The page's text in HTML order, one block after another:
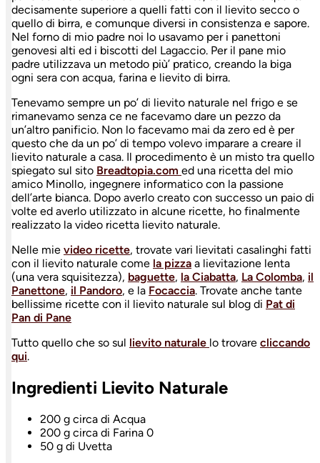
decisamente superiore a quelli fatti con il lievito secco o
quello di birra, e comunque diversi in consistenza e sapore.
Nel forno di mio padre noi lo usavamo per i panettoni
genovesi alti ed i biscotti del Lagaccio. Per il pane mio
padre utilizzava un metodo più’ pratico, creando la biga
ogni sera con acqua, farina e lievito di birra.
Tenevamo sempre un po’ di lievito naturale nel frigo e se
rimanevamo senza ce ne facevamo dare un pezzo da
un’altro panificio. Non lo facevamo mai da zero ed è per
questo che da un po’ di tempo volevo imparare a creare il
lievito naturale a casa. Il procedimento è un misto tra quello
spiegato sul sito Breadtopia.com ed una ricetta del mio
amico Minollo, ingegnere informatico con la passione
dell’arte bianca. Dopo averlo creato con successo un paio di
volte ed averlo utilizzato in alcune ricette, ho finalmente
realizzato la video ricetta lievito naturale.
Nelle mie video ricette, trovate vari lievitati casalinghi fatti
con il lievito naturale come la pizza a lievitazione lenta
(una vera squisitezza), baguette, la Ciabatta, La Colomba, il
Panettone, il Pandoro, e la Focaccia. Trovate anche tante
bellissime ricette con il lievito naturale sul blog di Pat di
Pan di Pane
Tutto quello che so sul lievito naturale lo trovare cliccando
qui.
Ingredienti Lievito Naturale
200 g circa di Acqua
200 g circa di Farina 0
50 g di Uvetta